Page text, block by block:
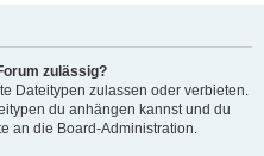
zulässig?
Dateitypen zulassen oder verbieten.
du anhängen kannst und du
an die Board-Administration.